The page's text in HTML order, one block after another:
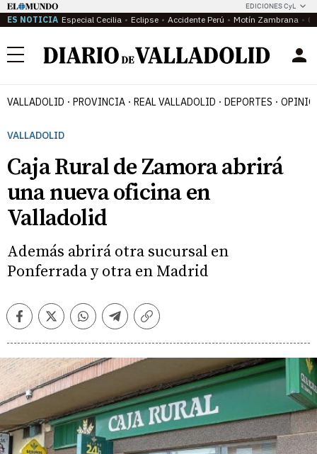
EDICIONES CyL
ES NOTICIA Especial Cecilia Eclipse Accidente Perú Motín Zambrana
Menú
VALLADOLID PROVINCIA REAL VALLADOLID DEPORTES
VALLADOLID
Caja Rural de Zamora abrirá
una nueva oficina en
Valladolid
Además abrirá otra sucursal en
Ponferrada y otra en Madrid
FacebookTwitterWhatsappTelegramCopiar